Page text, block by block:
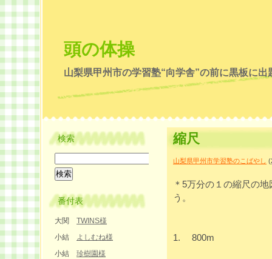
頭の体操
山梨県甲州市の学習塾“向学舎”の前に黒板に
縮尺
山梨県甲州市学習塾のこばやし (
＊5万分の１の縮尺の
う。
1. 800m
検索
番付表
大関 TWINS様
小結 よしむね様
小結 珍樹園様